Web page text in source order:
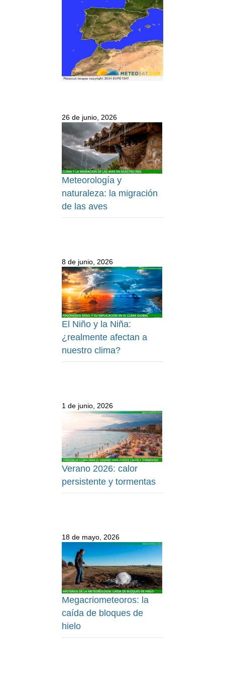
26 de junio, 2026
Meteorología y
naturaleza: la migración
de las aves
8 de junio, 2026
El Niño y la Niña:
¿realmente afectan a
nuestro clima?
1 de junio, 2026
Verano 2026: calor
persistente y tormentas
18 de mayo, 2026
Megacriometeoros: la
caída de bloques de
hielo